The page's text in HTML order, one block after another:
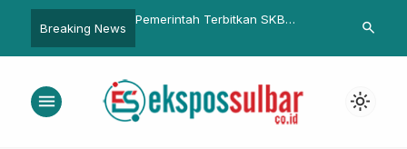
Breaking News
Libur Nasional dan
2023, Cek
Bupati Pasangkayu dan
Anutarpura
Suriana
search
menu light_mode